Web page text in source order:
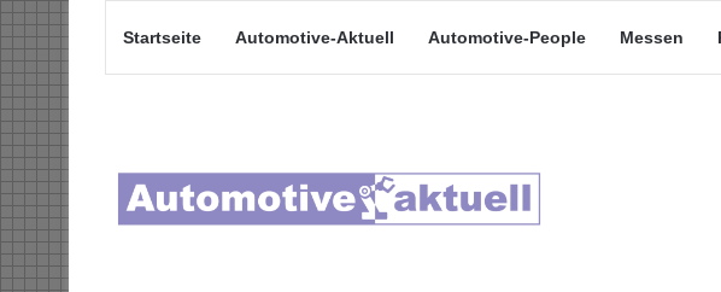
Startseite Automotive-Aktuell Automotive-People Messen